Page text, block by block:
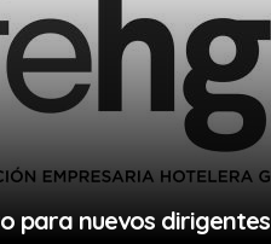
para nuevos dirigentes